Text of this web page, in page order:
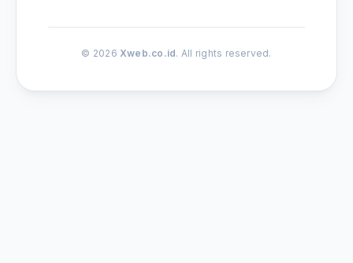
© 2026 Xweb.co.id. All rights reserved.